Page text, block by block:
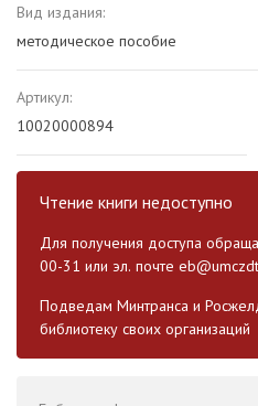
Вид издания:
методическое пособие
Артикул:
10020000894
Чтение книги недоступно
Для получения доступа
00-31 или эл. почте
Подведам Минтранса и
библиотеку своих организаций